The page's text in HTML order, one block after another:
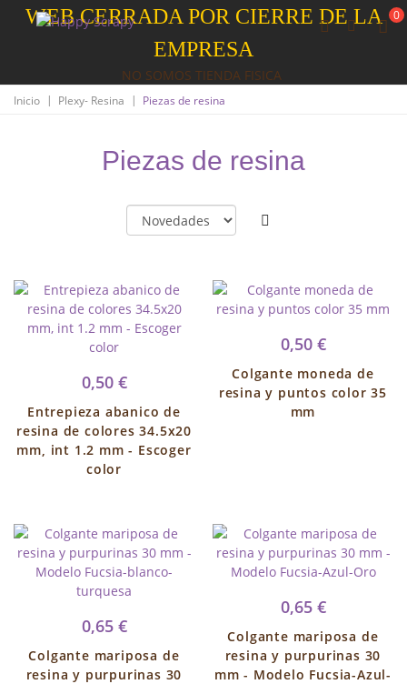
WEB CERRADA POR CIERRE DE LA
EMPRESA
NO SOMOS TIENDA FISICA
0
Inicio | Plexy- Resina | Piezas de resina
Piezas de resina
0,50 €
Entrepieza abanico de
resina de colores 34.5x20
mm, int 1.2 mm - Escoger
color
0,50 €
Colgante moneda de
resina y puntos color 35
mm
0,65 €
Colgante mariposa de
resina y purpurinas 30
0,65 €
Colgante mariposa de
resina y purpurinas 30
mm - Modelo Fucsia-Azul-